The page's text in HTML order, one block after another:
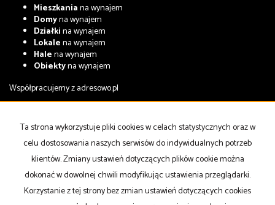
Mieszkaniana wynajem
Domyna wynajem
Działkina wynajem
Lokalena wynajem
Halena wynajem
Obiektyna wynajem
Współpracujemy zadresowo.pl
Domyna sprzedaż
Działkina sprzedaż
Lokalena sprzedaż
Halena sprzedaż
Obiekty na sprzedaż
Strona główna notatnik Kup Sprzedaj Kontakt
Ta strona wykorzystuje pliki cookies w celach statystycznych oraz w
celu dostosowania naszych serwisów do indywidualnych potrzeb
klientów. Zmiany ustawień dotyczących plików cookie można
dokonać w dowolnej chwili modyfikując ustawienia przeglądarki.
Korzystanie z tej strony bez zmian ustawień dotyczących cookies